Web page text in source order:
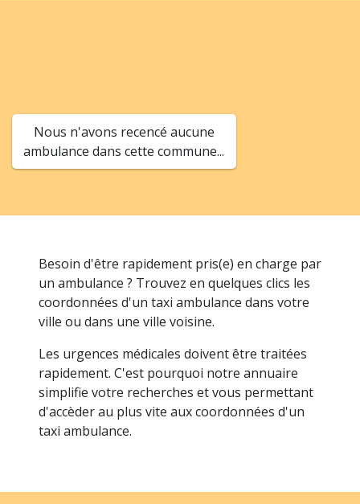
Nous n'avons recencé aucune
ambulance dans cette commune...
Besoin d'être rapidement pris(e) en charge par
un ambulance ? Trouvez en quelques clics les
coordonnées d'un taxi ambulance dans votre
ville ou dans une ville voisine.
Les urgences médicales doivent être traitées
rapidement. C'est pourquoi notre annuaire
simplifie votre recherches et vous permettant
d'accèder au plus vite aux coordonnées d'un
taxi ambulance.